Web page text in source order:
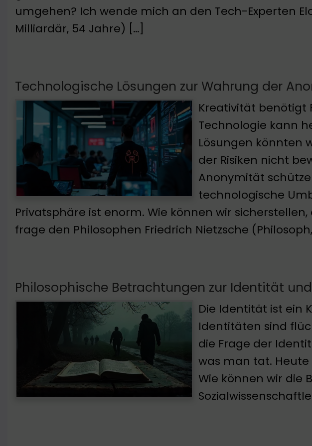
umgehen? Ich wende mich an den Tech-Experten
Milliardär, 54 Jahre) […]
Technologische Lösungen zur Wahrung der
Kreativität benötigt
Technologie kann
Lösungen könnten
der Risiken nicht
Anonymität
technologische
Privatsphäre ist enorm. Wie können wir
frage den Philosophen Friedrich Nietzsche (Philosoph,
Philosophische Betrachtungen zur Identität
Die Identität ist ein
Identitäten sind
die Frage der
was man tat. Heute
Wie können wir die